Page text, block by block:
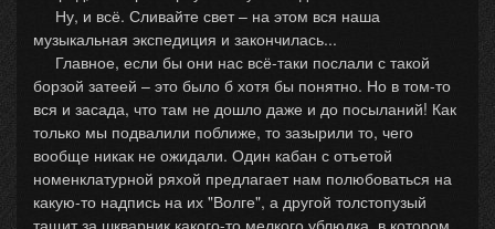
Ну, и всё. Сливайте свет – на этом вся наша
музыкальная экспедиция и закончилась...
Главное, если бы они нас всё-таки послали с такой
борзой затеей – это было б хотя бы понятно. Но в том-то
вся и засада, что там не дошло даже и до посыланий! Как
только мы подвалили поближе, то зазырили то, чего
вообще никак не ожидали. Один кабан с отъетой
номенклатурной ряхой предлагает нам полюбоваться на
какую-то надпись на их "Волге", а другой толстопузый
тащит за шкварник какого-то мелкого ублюдка, в котором